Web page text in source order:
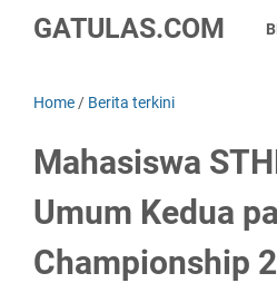
GATULAS.COM
Home / Berita terkini
Mahasiswa
Umum Kedua
Championship